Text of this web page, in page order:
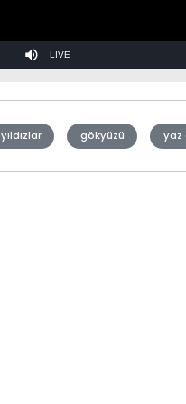
Mute Stream
yıldızlar gökyüzü yaz